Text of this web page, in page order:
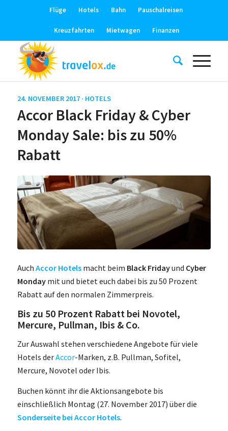
Flüge Hotels Bahn Pauschalreisen
Kreuzfahrten Mietwagen Finanzen
24. NOVEMBER 2017 · HOTELS
Accor Black Friday & Cyber
Monday Sale: bis zu 50%
Rabatt
Auch Accor Hotelsmacht beim Black Fridayund Cyber
Mondaymit und bietet euch dabei bis zu 50 Prozent
Rabatt auf den normalen Zimmerpreis.
Bis zu 50 Prozent Rabatt bei Novotel,
Mercure, Pullman, Ibis & Co.
Zur Auswahl stehen verschiedene Angebote für viele
Hotels derAccor-Marken, z.B. Pullman, Sofitel,
Mercure, Novotel oder Ibis.
Buchen könnt ihr die Aktionsangebote bis
einschließlich Montag (27. November 2017) über die
Sonderseite bei Accor Hotels.